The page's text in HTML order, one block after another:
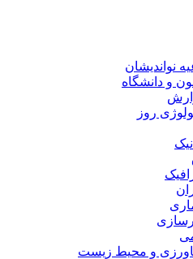
روز
و محیط زیست